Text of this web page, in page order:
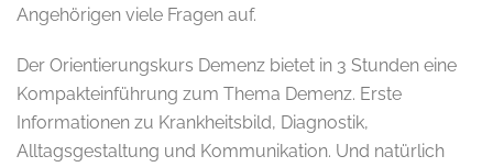
Angehörigen viele Fragen auf.
Der Orientierungskurs Demenz bietet in 3 Stunden eine
Kompakteinführung zum Thema Demenz. Erste
Informationen zu Krankheitsbild, Diagnostik,
Alltagsgestaltung und Kommunikation. Und natürlich